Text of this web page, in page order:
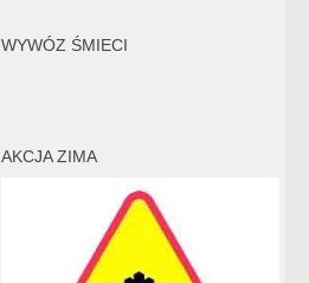
WYWÓZ ŚMIECI
AKCJA ZIMA